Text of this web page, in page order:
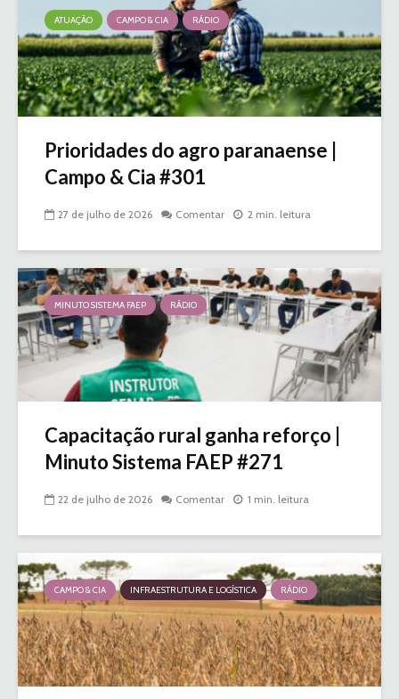
ATUAÇÃO CAMPO & CIA RÁDIO
Prioridades do agro paranaense |
Campo & Cia #301
27 de julho de 2026 Comentar 2 min. leitura
MINUTO SISTEMA FAEP RÁDIO
Capacitação rural ganha reforço |
Minuto Sistema FAEP #271
22 de julho de 2026 Comentar 1 min. leitura
CAMPO & CIA INFRAESTRUTURA E LOGÍSTICA RÁDIO